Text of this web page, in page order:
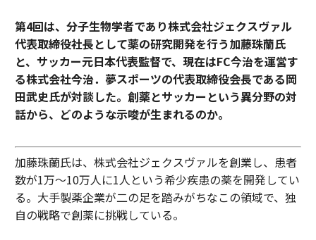
第4回は、分子生物学者であり株式会社ジェクスヴァル
代表取締役社長として薬の研究開発を行う加藤珠蘭氏
と、サッカー元日本代表監督で、現在はFC今治を運営す
る株式会社今治．夢スポーツの代表取締役会長である岡
田武史氏が対談した。創薬とサッカーという異分野の対
話から、どのような示唆が生まれるのか。
加藤珠蘭氏は、株式会社ジェクスヴァルを創業し、患者
数が1万〜10万人に1人という希少疾患の薬を開発してい
る。大手製薬企業が二の足を踏みがちなこの領域で、独
自の戦略で創薬に挑戦している。